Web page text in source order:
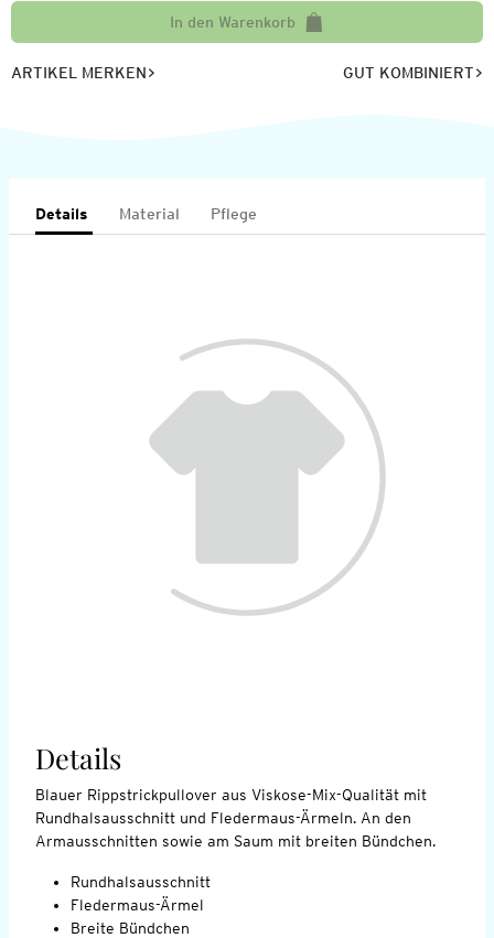
In den Warenkorb
ARTIKEL MERKEN GUT KOMBINIERT
Details Material Pflege
Details
Blauer Rippstrickpullover aus Viskose-Mix-Qualität mit
Rundhalsausschnitt und Fledermaus-Ärmeln. An den
Armausschnitten sowie am Saum mit breiten Bündchen.
Rundhalsausschnitt
Fledermaus-Ärmel
Breite Bündchen